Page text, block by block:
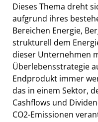
Dieses Thema dreht
aufgrund ihres
Bereichen Energie,
strukturell dem
dieser Unternehmen
Überlebensstrategie
Endprodukt immer
das in einem Sektor,
Cashflows und
CO2-Emissionen